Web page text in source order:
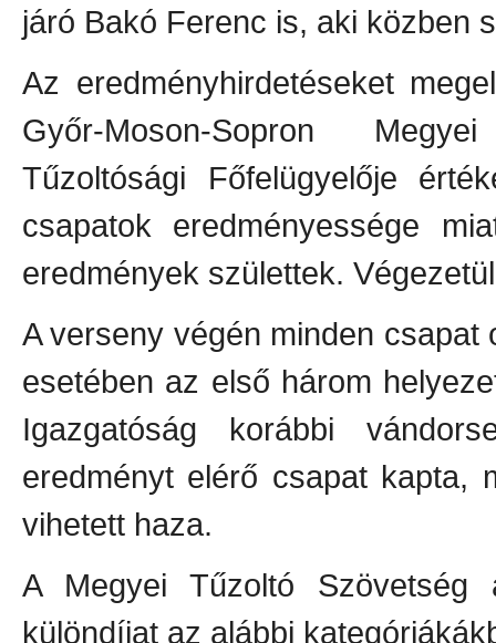
járó Bakó Ferenc is, aki közben
Az eredményhirdetéseket
Győr-Moson-Sopron
Tűzoltósági Főfelügyelője
csapatok eredményessége
eredmények születtek.
A verseny végén minden
esetében az első három
Igazgatóság korábbi
eredményt elérő csapat kapta,
vihetett haza.
A Megyei Tűzoltó
különdíjat az alábbi